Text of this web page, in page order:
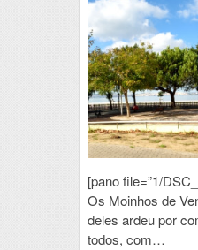
[pano file=”1/
Os Moinhos de
deles ardeu por
todos, com…